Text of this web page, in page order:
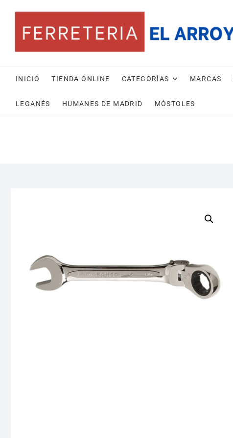
contenido
INICIO TIENDA ONLINE CATEGORÍAS MARCAS
LEGANÉS HUMANES DE MADRID MÓSTOLES